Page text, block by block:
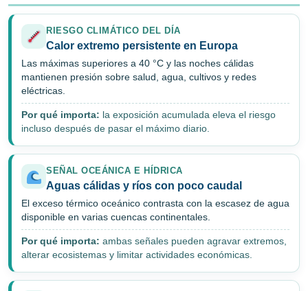
RIESGO CLIMÁTICO DEL DÍA
Calor extremo persistente en Europa
Las máximas superiores a 40 °C y las noches cálidas
mantienen presión sobre salud, agua, cultivos y redes
eléctricas.
Por qué importa: la exposición acumulada eleva el riesgo
incluso después de pasar el máximo diario.
SEÑAL OCEÁNICA E HÍDRICA
Aguas cálidas y ríos con poco caudal
El exceso térmico oceánico contrasta con la escasez de agua
disponible en varias cuencas continentales.
Por qué importa: ambas señales pueden agravar extremos,
alterar ecosistemas y limitar actividades económicas.